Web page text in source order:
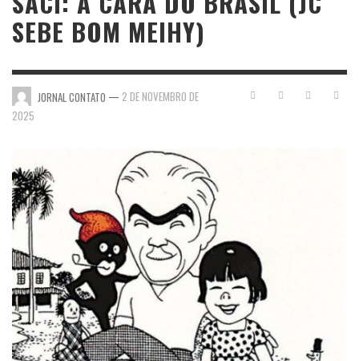
SEBE BOM MEIHY)
JORNAL CONTATO — 2 DE NOVEMBRO DE
2025